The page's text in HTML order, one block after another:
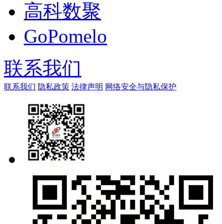
高科数聚
GoPomelo
联系我们
联系我们 隐私政策 法律声明 网络安全与隐私保护